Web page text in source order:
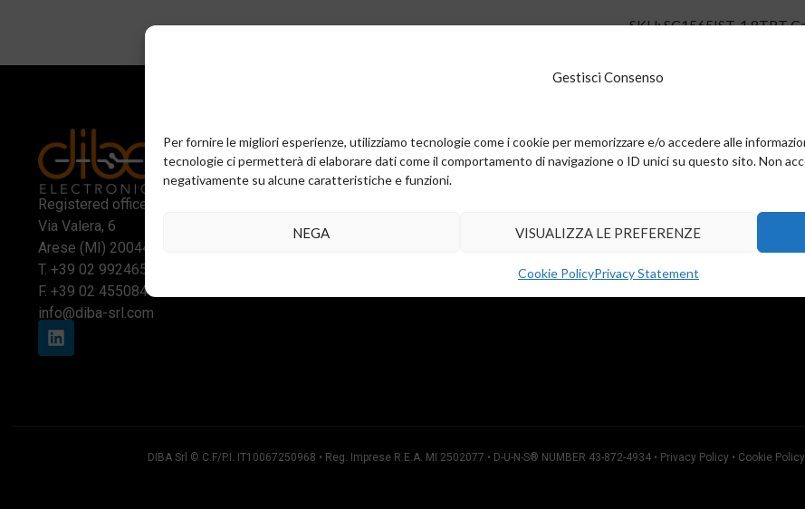
Gestisci Consenso
Per fornire le migliori esperienze, utilizziamo tecnologie come i cookie per memorizzare e/o accedere alle
tecnologie ci permetterà di elaborare dati come il comportamento di navigazione o ID unici su questo sito. Non
negativamente su alcune caratteristiche e funzioni.
NEGA VISUALIZZA LE PREFERENZE
Cookie PolicyPrivacy Statement
SKU:SC1565IST-1.8TRT
Registered office and commercial office:
Via Valera, 6
Arese (MI) 20044
T. +39 02 99246521
F. +39 02 45508472
info@diba-srl.com
DIBA Srl © C.F/P.I. IT10067250968 • Reg. Imprese R.E.A. MI 2502077 • D-U-N-S® NUMBER 43-872-4934 • Privacy Policy • Cookie Policy